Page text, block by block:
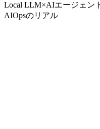
Local LLM×AIエージェン
AIOpsのリアル